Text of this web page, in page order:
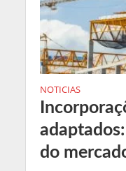
NOTICIAS
do